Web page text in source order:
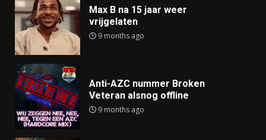
Max B na 15 jaar weer
vrijgelaten
9 months ago
Anti-AZC nummer Broken
Veteran alsnog offline
9 months ago